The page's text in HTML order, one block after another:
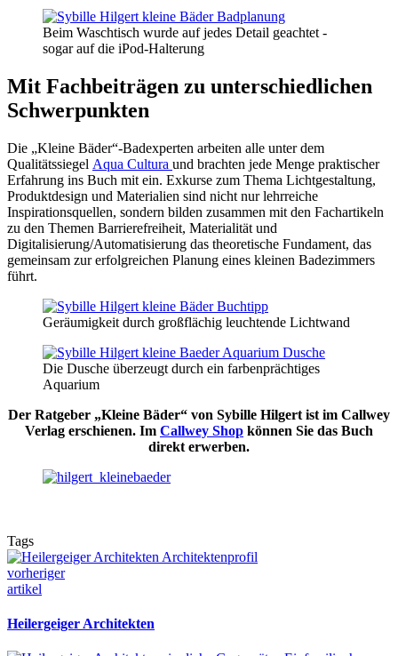
Beim Waschtisch wurde auf jedes Detail geachtet -
sogar auf die iPod-Halterung
Mit Fachbeiträgen zu unterschiedlichen
Schwerpunkten
Die „Kleine Bäder“-Badexperten arbeiten alle unter dem
Qualitätssiegel Aqua Cultura und brachten jede Menge praktischer
Erfahrung ins Buch mit ein. Exkurse zum Thema Lichtgestaltung,
Produktdesign und Materialien sind nicht nur lehrreiche
Inspirationsquellen, sondern bilden zusammen mit den Fachartikeln
zu den Themen Barrierefreiheit, Materialität und
Digitalisierung/Automatisierung das theoretische Fundament, das
gemeinsam zur erfolgreichen Planung eines kleinen Badezimmers
führt.
Geräumigkeit durch großflächig leuchtende Lichtwand
Die Dusche überzeugt durch ein farbenprächtiges
Aquarium
Der Ratgeber „Kleine Bäder“ von Sybille Hilgert ist im Callwey
Verlag erschienen. Im Callwey Shop können Sie das Buch
direkt erwerben.
Tags
vorheriger
artikel
Heilergeiger Architekten